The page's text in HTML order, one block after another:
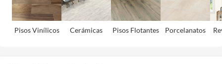
Pisos Viní­licos Cerámicas Pisos Flotantes Porcelanatos